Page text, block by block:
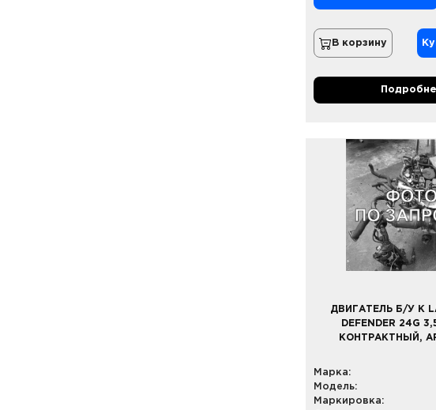
В корзину
ДВИГАТЕЛЬ Б/У К
DEFENDER 24G
КОНТРАКТНЫЙ,
Марка:
Модель:
Маркировка: